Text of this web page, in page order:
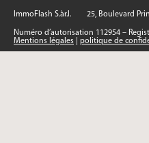
ImmoFlash S.àr.l. 25, Boulevard
Numéro d’autorisation 112954 –
Mentions légales
politique de